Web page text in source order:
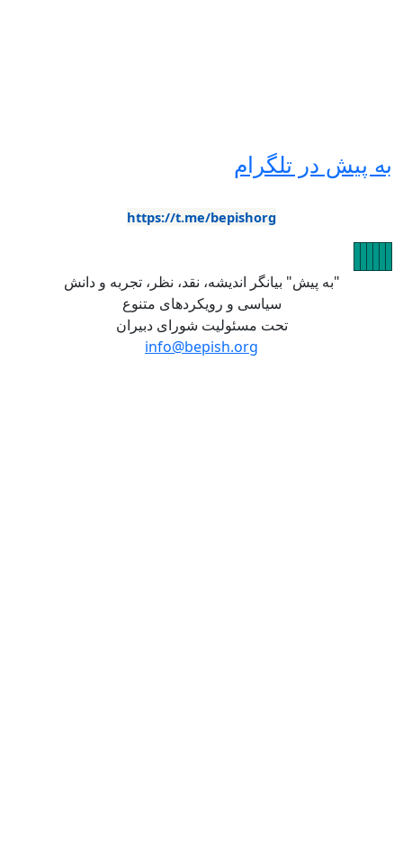
تلگرام
https://t.me/bepishorg
بیانگر اندیشه، نقد، نظر، تجربه و دانش
سیاسی و رویکردهای متنوع
تحت مسئولیت شورای دبیران
info@bepish.org